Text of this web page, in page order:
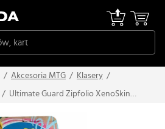
Akcesoria MTG Klasery
Ultimate Guard Zipfolio XenoSkin
Embodied" – 9 kieszeni